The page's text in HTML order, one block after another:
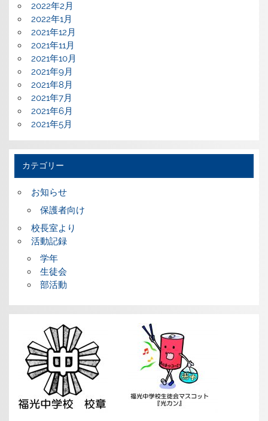
2022年2月
2022年1月
2021年12月
2021年11月
2021年10月
2021年9月
2021年8月
2021年7月
2021年6月
2021年5月
カテゴリー
お知らせ
保護者向け
校長室より
活動記録
学年
生徒会
部活動